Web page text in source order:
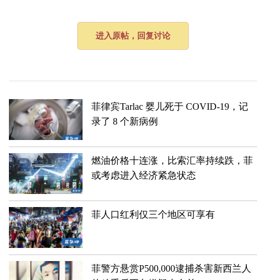
进入原帖，回复讨论
菲律宾Tarlac 婴儿死于 COVID-19，记
录了 8 个新病例
燃油价格十连涨，比索汇率持续跌，菲
或考虑进入经济紧急状态
菲人口红利仅三个地区可享有
​菲警方悬赏P500,000逮捕杀害新西兰人